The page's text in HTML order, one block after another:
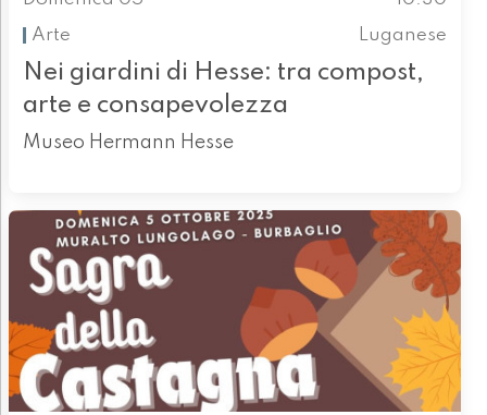
Arte
Luganese
Nei giardini di Hesse: tra compost,
arte e consapevolezza
Museo Hermann Hesse